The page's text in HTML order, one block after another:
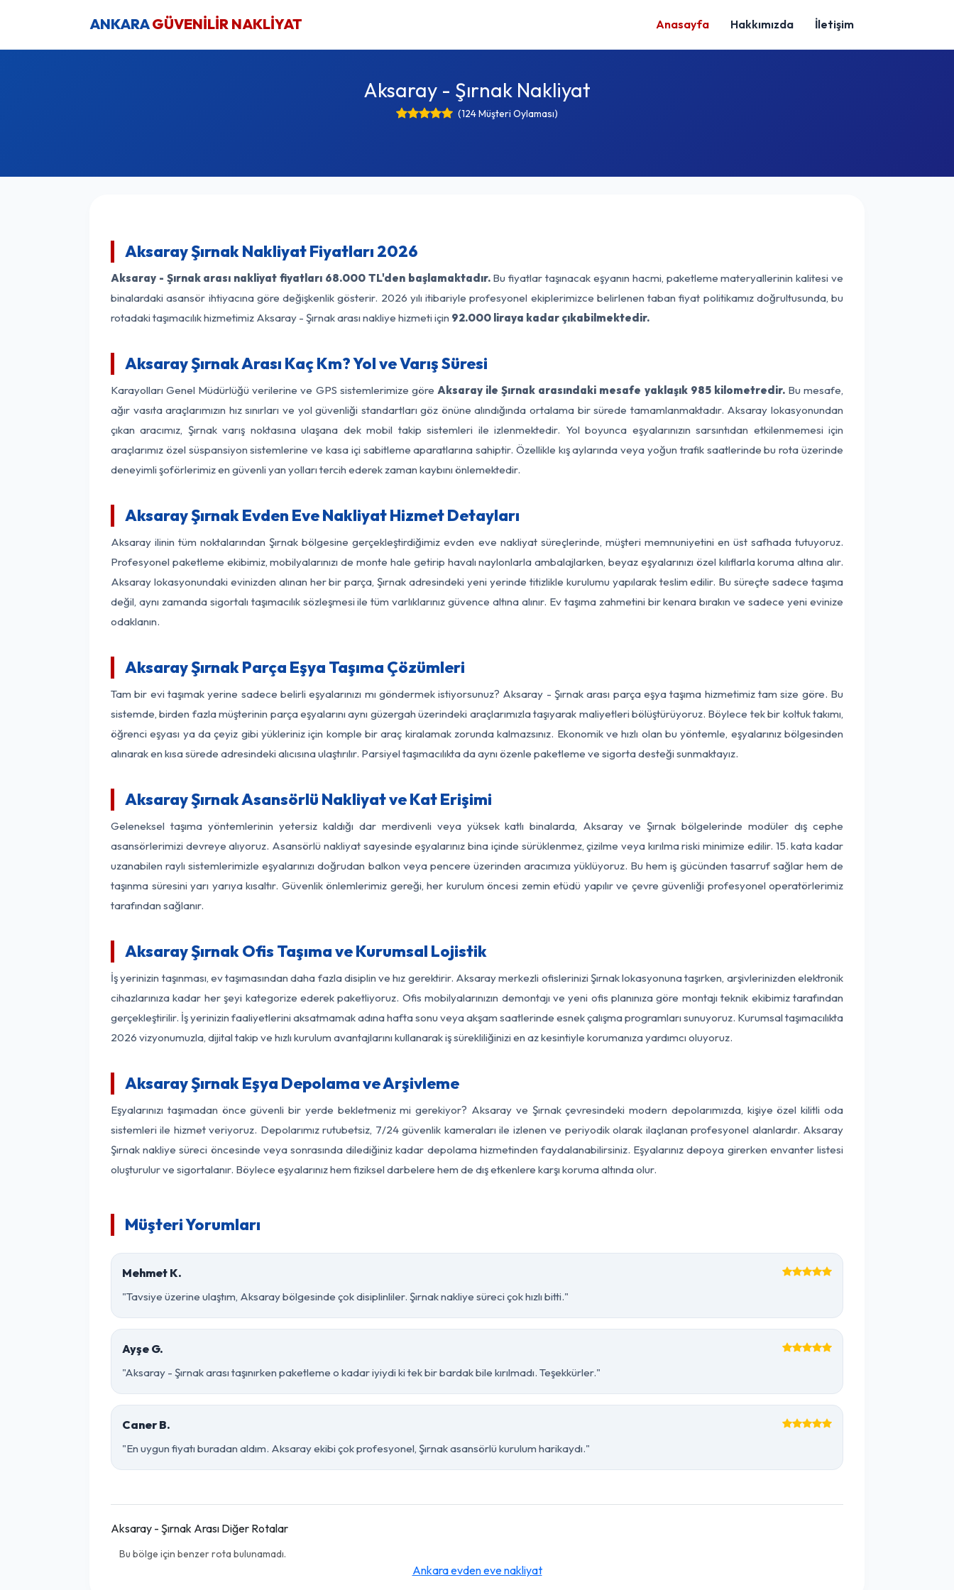
ANKARAGÜVENİLİR NAKLİYAT Anasayfa Hakkımızda İletişim
Aksaray - Şırnak Nakliyat
(124 Müşteri Oylaması)
Aksaray Şırnak Nakliyat Fiyatları 2026
Aksaray - Şırnak arası nakliyat fiyatları 68.000 TL'den başlamaktadır.Bu fiyatlar taşınacak eşyanın hacmi, paketleme materyallerinin kalitesi ve
binalardaki asansör ihtiyacına göre değişkenlik gösterir. 2026 yılı itibariyle profesyonel ekiplerimizce belirlenen taban fiyat politikamız doğrultusunda, bu
rotadaki taşımacılık hizmetimiz Aksaray - Şırnak arası nakliye hizmeti için 92.000 liraya kadar çıkabilmektedir.
Aksaray Şırnak Arası Kaç Km? Yol ve Varış Süresi
Karayolları Genel Müdürlüğü verilerine ve GPS sistemlerimize göre Aksaray ile Şırnak arasındaki mesafe yaklaşık 985 kilometredir.Bu mesafe,
ağır vasıta araçlarımızın hız sınırları ve yol güvenliği standartları göz önüne alındığında ortalama bir sürede tamamlanmaktadır. Aksaray lokasyonundan
çıkan aracımız, Şırnak varış noktasına ulaşana dek mobil takip sistemleri ile izlenmektedir. Yol boyunca eşyalarınızın sarsıntıdan etkilenmemesi için
araçlarımız özel süspansiyon sistemlerine ve kasa içi sabitleme aparatlarına sahiptir. Özellikle kış aylarında veya yoğun trafik saatlerinde bu rota üzerinde
deneyimli şoförlerimiz en güvenli yan yolları tercih ederek zaman kaybını önlemektedir.
Aksaray Şırnak Evden Eve Nakliyat Hizmet Detayları
Aksaray ilinin tüm noktalarından Şırnak bölgesine gerçekleştirdiğimiz evden eve nakliyat süreçlerinde, müşteri memnuniyetini en üst safhada tutuyoruz.
Profesyonel paketleme ekibimiz, mobilyalarınızı de monte hale getirip havalı naylonlarla ambalajlarken, beyaz eşyalarınızı özel kılıflarla koruma altına alır.
Aksaray lokasyonundaki evinizden alınan her bir parça, Şırnak adresindeki yeni yerinde titizlikle kurulumu yapılarak teslim edilir. Bu süreçte sadece taşıma
değil, aynı zamanda sigortalı taşımacılık sözleşmesi ile tüm varlıklarınız güvence altına alınır. Ev taşıma zahmetini bir kenara bırakın ve sadece yeni evinize
odaklanın.
Aksaray Şırnak Parça Eşya Taşıma Çözümleri
Tam bir evi taşımak yerine sadece belirli eşyalarınızı mı göndermek istiyorsunuz? Aksaray - Şırnak arası parça eşya taşıma hizmetimiz tam size göre. Bu
sistemde, birden fazla müşterinin parça eşyalarını aynı güzergah üzerindeki araçlarımızla taşıyarak maliyetleri bölüştürüyoruz. Böylece tek bir koltuk takımı,
öğrenci eşyası ya da çeyiz gibi yükleriniz için komple bir araç kiralamak zorunda kalmazsınız. Ekonomik ve hızlı olan bu yöntemle, eşyalarınız bölgesinden
alınarak en kısa sürede adresindeki alıcısına ulaştırılır. Parsiyel taşımacılıkta da aynı özenle paketleme ve sigorta desteği sunmaktayız.
Aksaray Şırnak Asansörlü Nakliyat ve Kat Erişimi
Geleneksel taşıma yöntemlerinin yetersiz kaldığı dar merdivenli veya yüksek katlı binalarda, Aksaray ve Şırnak bölgelerinde modüler dış cephe
asansörlerimizi devreye alıyoruz. Asansörlü nakliyat sayesinde eşyalarınız bina içinde sürüklenmez, çizilme veya kırılma riski minimize edilir. 15. kata kadar
uzanabilen raylı sistemlerimizle eşyalarınızı doğrudan balkon veya pencere üzerinden aracımıza yüklüyoruz. Bu hem iş gücünden tasarruf sağlar hem de
taşınma süresini yarı yarıya kısaltır. Güvenlik önlemlerimiz gereği, her kurulum öncesi zemin etüdü yapılır ve çevre güvenliği profesyonel operatörlerimiz
tarafından sağlanır.
Aksaray Şırnak Ofis Taşıma ve Kurumsal Lojistik
İş yerinizin taşınması, ev taşımasından daha fazla disiplin ve hız gerektirir. Aksaray merkezli ofislerinizi Şırnak lokasyonuna taşırken, arşivlerinizden elektronik
cihazlarınıza kadar her şeyi kategorize ederek paketliyoruz. Ofis mobilyalarınızın demontajı ve yeni ofis planınıza göre montajı teknik ekibimiz tarafından
gerçekleştirilir. İş yerinizin faaliyetlerini aksatmamak adına hafta sonu veya akşam saatlerinde esnek çalışma programları sunuyoruz. Kurumsal taşımacılıkta
2026 vizyonumuzla, dijital takip ve hızlı kurulum avantajlarını kullanarak iş sürekliliğinizi en az kesintiyle korumanıza yardımcı oluyoruz.
Aksaray Şırnak Eşya Depolama ve Arşivleme
Eşyalarınızı taşımadan önce güvenli bir yerde bekletmeniz mi gerekiyor? Aksaray ve Şırnak çevresindeki modern depolarımızda, kişiye özel kilitli oda
sistemleri ile hizmet veriyoruz. Depolarımız rutubetsiz, 7/24 güvenlik kameraları ile izlenen ve periyodik olarak ilaçlanan profesyonel alanlardır. Aksaray
Şırnak nakliye süreci öncesinde veya sonrasında dilediğiniz kadar depolama hizmetinden faydalanabilirsiniz. Eşyalarınız depoya girerken envanter listesi
oluşturulur ve sigortalanır. Böylece eşyalarınız hem fiziksel darbelere hem de dış etkenlere karşı koruma altında olur.
Müşteri Yorumları
Mehmet K.
"Tavsiye üzerine ulaştım, Aksaray bölgesinde çok disiplinliler. Şırnak nakliye süreci çok hızlı bitti."
Ayşe G.
"Aksaray - Şırnak arası taşınırken paketleme o kadar iyiydi ki tek bir bardak bile kırılmadı. Teşekkürler."
Caner B.
"En uygun fiyatı buradan aldım. Aksaray ekibi çok profesyonel, Şırnak asansörlü kurulum harikaydı."
Aksaray - Şırnak Arası Diğer Rotalar
Bu bölge için benzer rota bulunamadı.
Ankara evden eve nakliyat